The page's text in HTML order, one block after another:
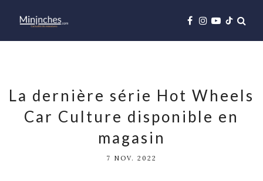
La dernière série Hot Wheels
Car Culture disponible en
magasin
7 NOV. 2022